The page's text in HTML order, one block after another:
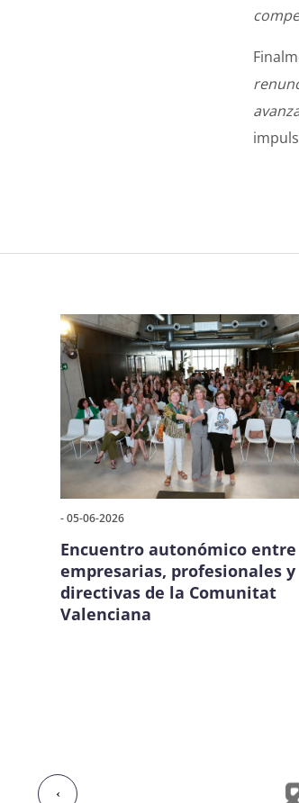
- 05-06-2026
Encuentro autonómico entre
empresarias, profesionales y
directivas de la Comunitat
Valenciana
‹